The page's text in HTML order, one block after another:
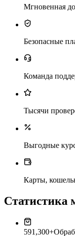
Мгновенная
Безопасные
Команда
Тысячи
Выгодные
Карты,
Статистика
591,300+